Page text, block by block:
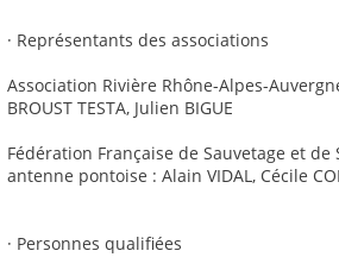
· Représentants des associations
Association Rivière Rhône-Alpes-
BROUST TESTA, Julien BIGUE
Fédération Française de Sauvetage et de
antenne pontoise : Alain VIDAL, Cécile
· Personnes qualifiées